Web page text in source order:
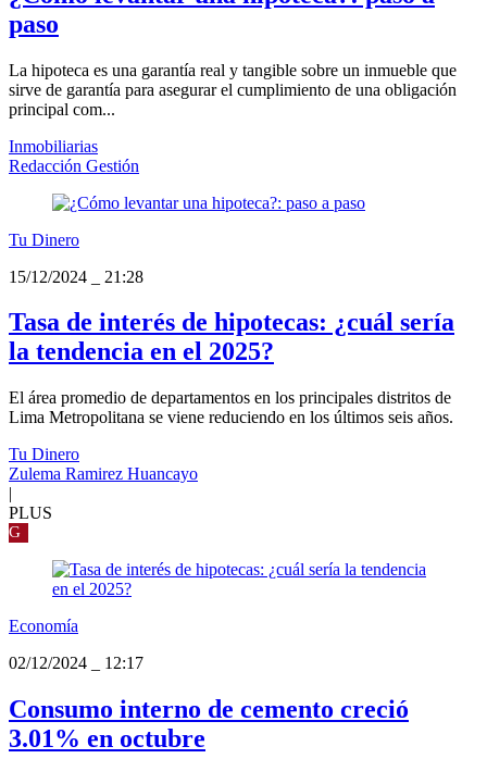
paso
La hipoteca es una garantía real y tangible sobre un inmueble que
sirve de garantía para asegurar el cumplimiento de una obligación
principal com...
Inmobiliarias
Redacción Gestión
Tu Dinero
15/12/2024
21:28
Tasa de interés de hipotecas: ¿cuál sería
la tendencia en el 2025?
El área promedio de departamentos en los principales distritos de
Lima Metropolitana se viene reduciendo en los últimos seis años.
Tu Dinero
Zulema Ramirez Huancayo
|
PLUS
G
Economía
02/12/2024
12:17
Consumo interno de cemento creció
3.01% en octubre